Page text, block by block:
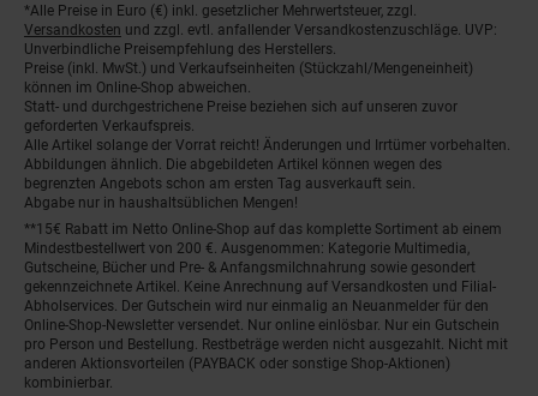
Fußnoten
*Alle Preise in Euro (€) inkl. gesetzlicher Mehrwertsteuer, zzgl.
Versandkosten und zzgl. evtl. anfallender Versandkostenzuschläge. UVP:
Unverbindliche Preisempfehlung des Herstellers.
Preise (inkl. MwSt.) und Verkaufseinheiten (Stückzahl/Mengeneinheit)
können im Online-Shop abweichen.
Statt- und durchgestrichene Preise beziehen sich auf unseren zuvor
geforderten Verkaufspreis.
Alle Artikel solange der Vorrat reicht! Änderungen und Irrtümer vorbehalten.
Abbildungen ähnlich. Die abgebildeten Artikel können wegen des
begrenzten Angebots schon am ersten Tag ausverkauft sein.
Abgabe nur in haushaltsüblichen Mengen!
**15€ Rabatt im Netto Online-Shop auf das komplette Sortiment ab einem
Mindestbestellwert von 200 €. Ausgenommen: Kategorie Multimedia,
Gutscheine, Bücher und Pre- & Anfangsmilchnahrung sowie gesondert
gekennzeichnete Artikel. Keine Anrechnung auf Versandkosten und Filial-
Abholservices. Der Gutschein wird nur einmalig an Neuanmelder für den
Online-Shop-Newsletter versendet. Nur online einlösbar. Nur ein Gutschein
pro Person und Bestellung. Restbeträge werden nicht ausgezahlt. Nicht mit
anderen Aktionsvorteilen (PAYBACK oder sonstige Shop-Aktionen)
kombinierbar.